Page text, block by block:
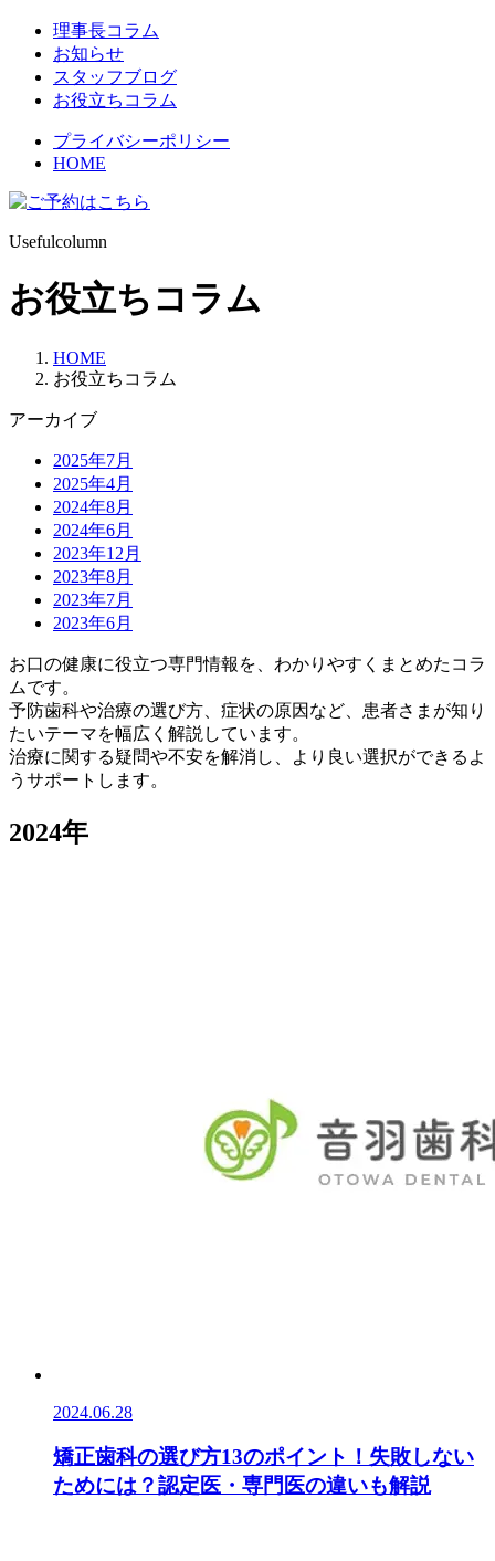
理事長コラム
お知らせ
スタッフブログ
お役立ちコラム
プライバシーポリシー
HOME
Usefulcolumn
お役立ちコラム
HOME
お役立ちコラム
アーカイブ
2025年7月
2025年4月
2024年8月
2024年6月
2023年12月
2023年8月
2023年7月
2023年6月
お口の健康に役立つ専門情報を、わかりやすくまとめたコラ
ムです。
予防歯科や治療の選び方、症状の原因など、患者さまが知り
たいテーマを幅広く解説しています。
治療に関する疑問や不安を解消し、より良い選択ができるよ
うサポートします。
2024年
2024.06.28
矯正歯科の選び方13のポイント！失敗しない
ためには？認定医・専門医の違いも解説